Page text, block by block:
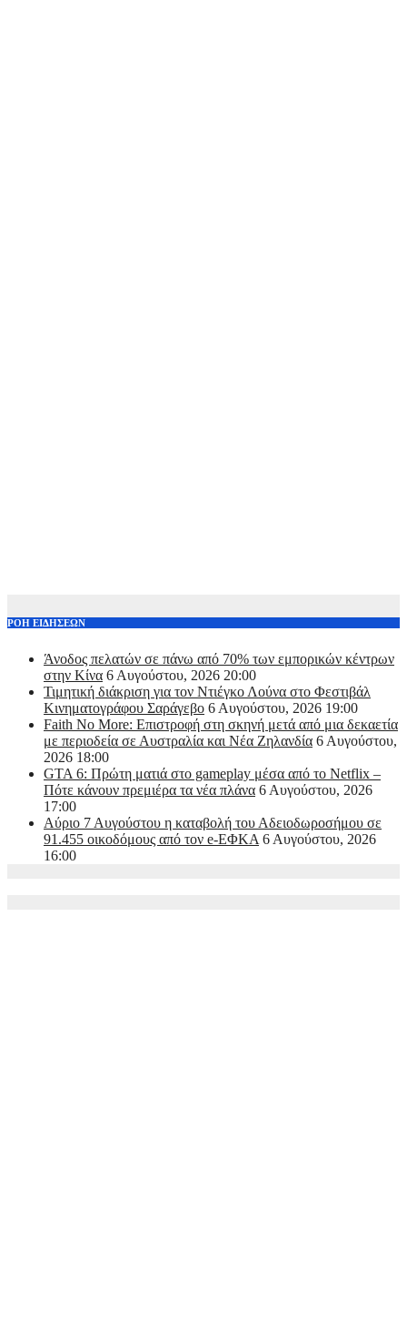
ΡΟΗ ΕΙΔΗΣΕΩΝ
Άνοδος πελατών σε πάνω από 70% των εμπορικών κέντρων
στην Κίνα 6 Αυγούστου, 2026 20:00
Τιμητική διάκριση για τον Ντιέγκο Λούνα στο Φεστιβάλ
Κινηματογράφου Σαράγεβο 6 Αυγούστου, 2026 19:00
Faith No More: Επιστροφή στη σκηνή μετά από μια δεκαετία
με περιοδεία σε Αυστραλία και Νέα Ζηλανδία 6 Αυγούστου,
2026 18:00
GTA 6: Πρώτη ματιά στο gameplay μέσα από το Netflix –
Πότε κάνουν πρεμιέρα τα νέα πλάνα 6 Αυγούστου, 2026
17:00
Αύριο 7 Αυγούστου η καταβολή του Αδειοδωροσήμου σε
91.455 οικοδόμους από τον e-ΕΦΚΑ 6 Αυγούστου, 2026
16:00